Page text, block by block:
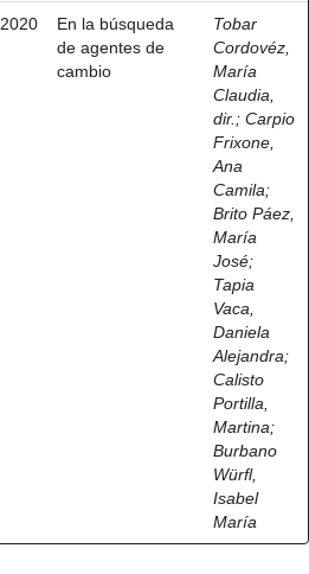
2020
En la búsqueda
de agentes de
cambio
Tobar
Cordovéz,
María
Claudia,
dir. ; Carpio
Frixone,
Ana
Camila;
Brito Páez,
María
José;
Tapia
Vaca,
Daniela
Alejandra;
Calisto
Portilla,
Martina;
Burbano
Würfl,
Isabel
María